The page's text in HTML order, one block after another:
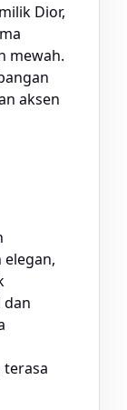
Dior,
mewah.
aksen
dan